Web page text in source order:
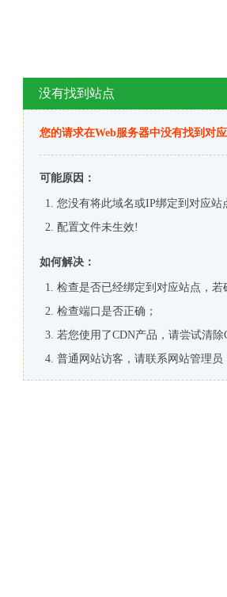
没有找到站点
您的请求在Web服务器中没有找到对
可能原因：
您没有将此域名或IP绑定到对应站
配置文件未生效!
如何解决：
检查是否已经绑定到对应站点，
检查端口是否正确；
若您使用了CDN产品，请尝试清除
普通网站访客，请联系网站管理员